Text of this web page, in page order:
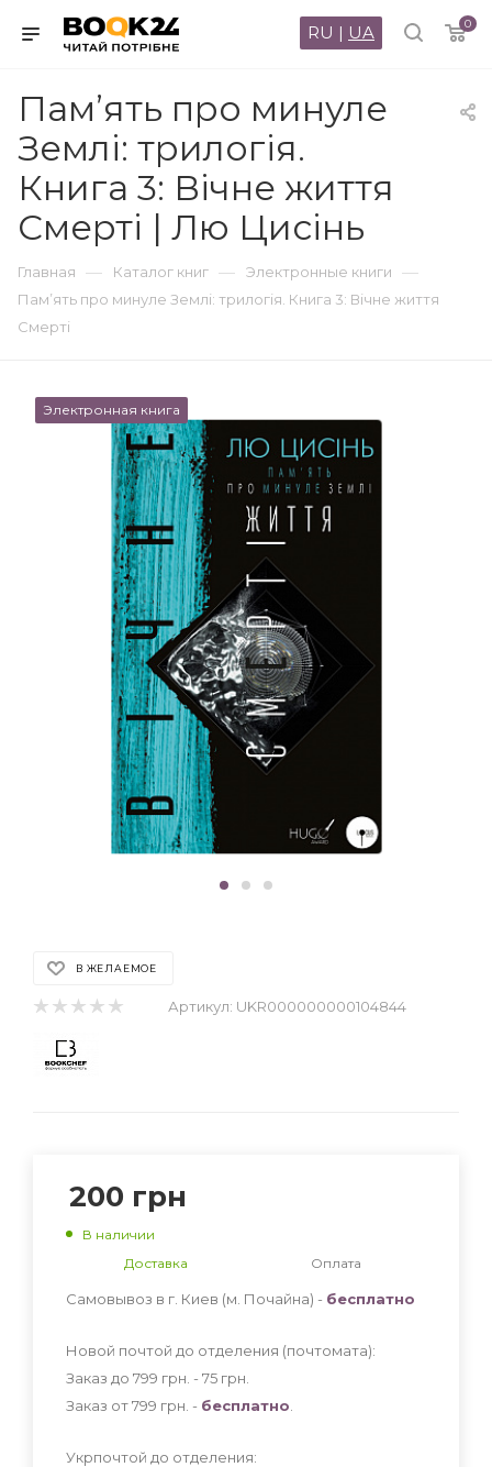
0
RU | UA
Пам’ять про минуле
Землі: трилогія.
Книга 3: Вічне життя
Смерті | Лю Цисінь
Главная — Каталог книг — Электронные книги —
Пам’ять про минуле Землі: трилогія. Книга 3: Вічне життя
Смерті
Электронная книга
В ЖЕЛАЕМОЕ
Артикул: UKR000000000104844
200 грн
В наличии
Доставка
Оплата
Самовывоз в г. Киев (м. Почайна) - бесплатно
Новой почтой до отделения (почтомата):
Заказ до 799 грн. - 75 грн
Заказ от 799 грн. - бесплатно
Укрпочтой до отделения: